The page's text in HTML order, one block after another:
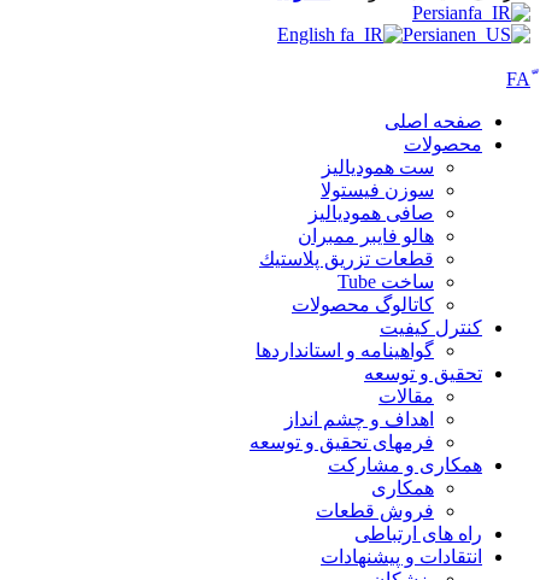
Persian
English
Persian
صفحه اصلی
محصولات
ست همودیالیز
سوزن فیستولا
صافی همودیالیز
هالو فایبر ممبران
قطعات تزريق پلاستيك
ساخت Tube
کاتالوگ محصولات
کنترل کیفیت
گواهينامه و استانداردها
تحقيق و توسعه
مقالات
اهداف و چشم انداز
فرمهای تحقیق و توسعه
همکاری و مشارکت
همکاری
فروش قطعات
راه های ارتباطی
انتقادات و پيشنهادات